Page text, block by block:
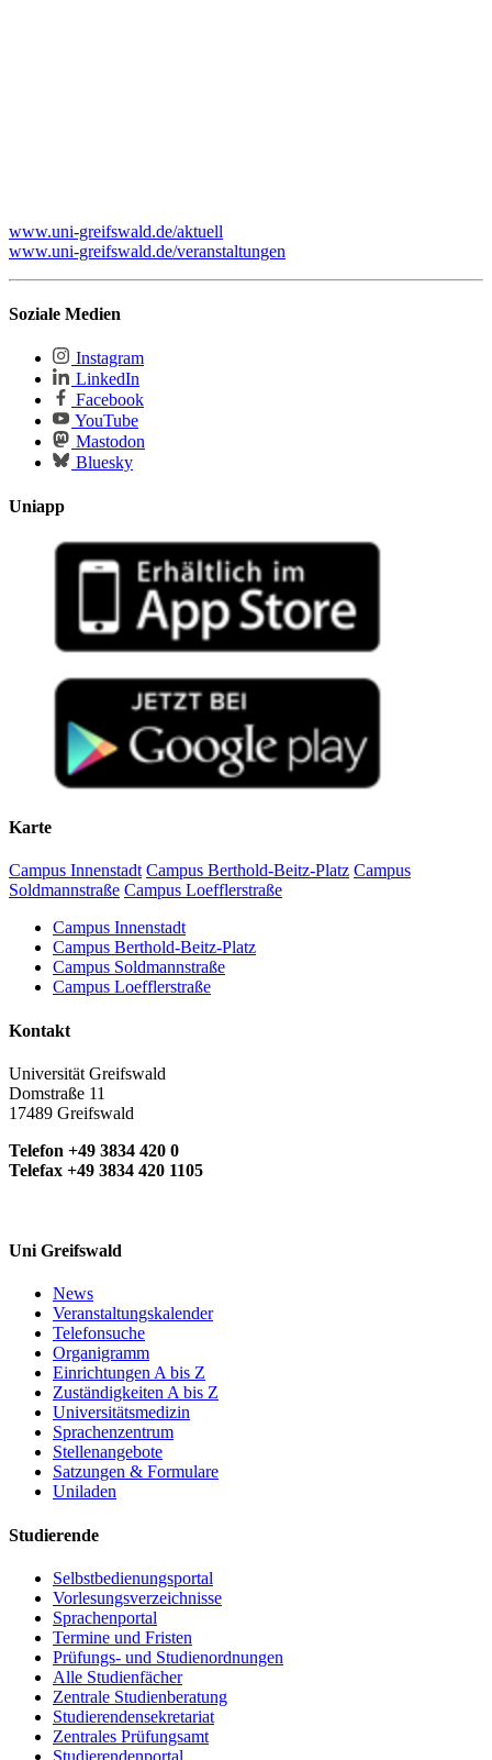
www.uni-greifswald.de/aktuell
www.uni-greifswald.de/veranstaltungen
Soziale Medien
Instagram
LinkedIn
Facebook
YouTube
Mastodon
Bluesky
Uniapp
Karte
Campus Innenstadt Campus Berthold-Beitz-Platz Campus
Soldmannstraße Campus Loefflerstraße
Campus Innenstadt
Campus Berthold-Beitz-Platz
Campus Soldmannstraße
Campus Loefflerstraße
Kontakt
Universität Greifswald
Domstraße 11
17489 Greifswald
Telefon +49 3834 420 0
Telefax +49 3834 420 1105
Uni Greifswald
News
Veranstaltungskalender
Telefonsuche
Organigramm
Einrichtungen A bis Z
Zuständigkeiten A bis Z
Universitätsmedizin
Sprachenzentrum
Stellenangebote
Satzungen & Formulare
Uniladen
Studierende
Selbstbedienungsportal
Vorlesungsverzeichnisse
Sprachenportal
Termine und Fristen
Prüfungs- und Studienordnungen
Alle Studienfächer
Zentrale Studienberatung
Studierendensekretariat
Zentrales Prüfungsamt
Studierendenportal